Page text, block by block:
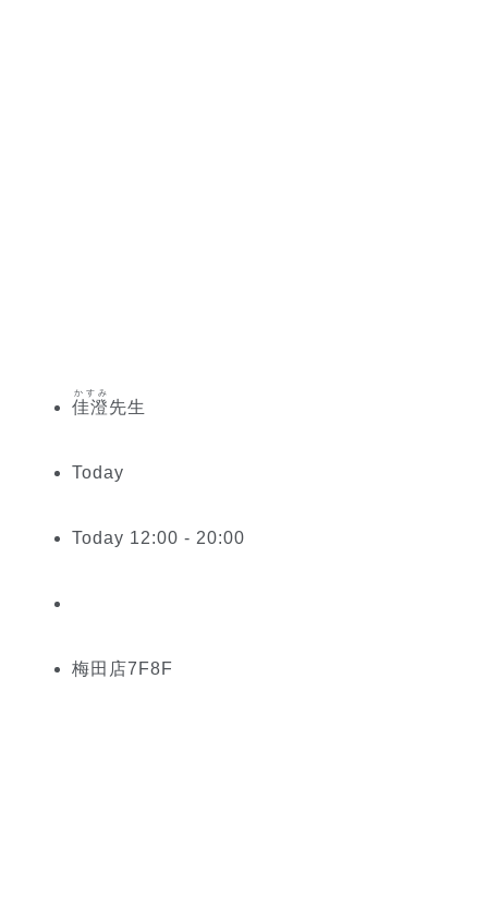
佳澄
かすみ
先生
Today
Today 12:00 - 20:00
梅田 店7 F8F